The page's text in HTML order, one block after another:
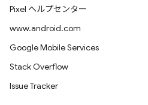
Pixel ヘルプセンター
www.android.com
Google Mobile Services
Stack Overflow
Issue Tracker